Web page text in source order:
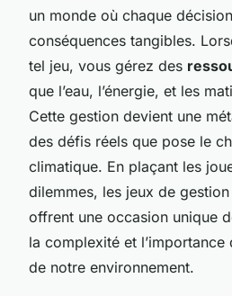
un monde où chaque
conséquences tangibles.
tel jeu, vous gérez des
que l’eau, l’énergie, et les
Cette gestion devient une
des défis réels que pose le
climatique. En plaçant les
dilemmes, les jeux de
offrent une occasion unique
la complexité et
de notre environnement.